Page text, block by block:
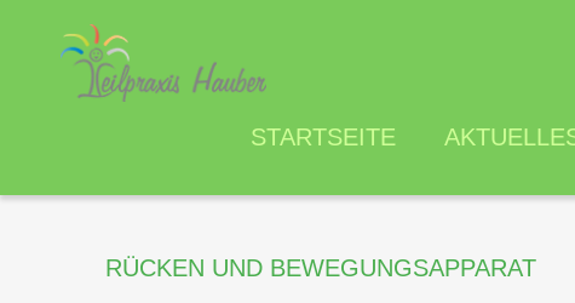
STARTSEITE
RÜCKEN UND BEWEGUNGSAPPARAT